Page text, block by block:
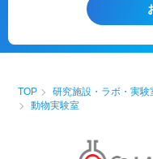
TOP 研究施設・ラボ・実験
動物実験室